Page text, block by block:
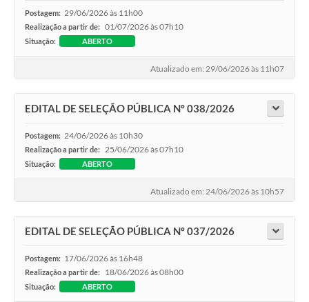
Postagem: 29/06/2026 às 11h00
Realização a partir de: 01/07/2026 às 07h10
Situação: ABERTO
Atualizado em: 29/06/2026 às 11h07
EDITAL DE SELEÇÃO PÚBLICA Nº 038/2026
Postagem: 24/06/2026 às 10h30
Realização a partir de: 25/06/2026 às 07h10
Situação: ABERTO
Atualizado em: 24/06/2026 às 10h57
EDITAL DE SELEÇÃO PÚBLICA Nº 037/2026
Postagem: 17/06/2026 às 16h48
Realização a partir de: 18/06/2026 às 08h00
Situação: ABERTO